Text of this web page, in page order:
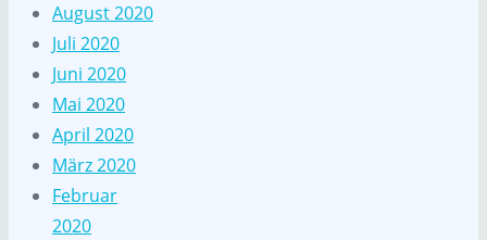
August 2020
Juli 2020
Juni 2020
Mai 2020
April 2020
März 2020
Februar
2020